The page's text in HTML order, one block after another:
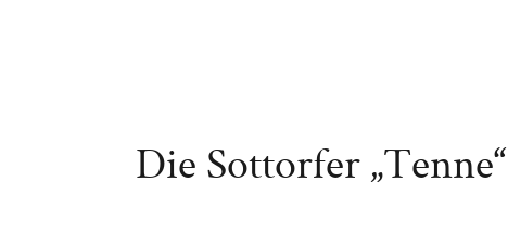
Die Sottorfer „Tenne“